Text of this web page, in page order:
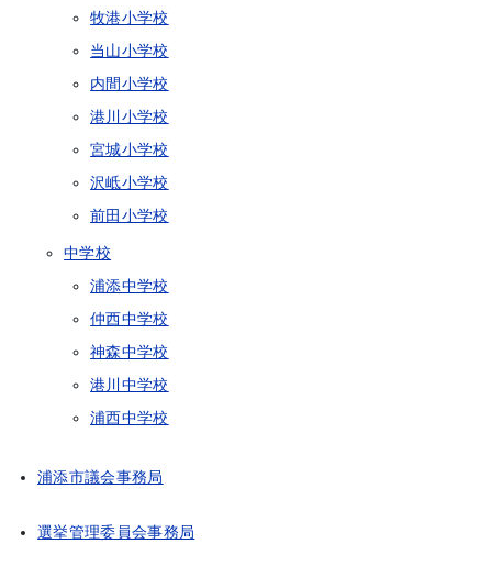
牧港小学校
当山小学校
内間小学校
港川小学校
宮城小学校
沢岻小学校
前田小学校
中学校
浦添中学校
仲西中学校
神森中学校
港川中学校
浦西中学校
浦添市議会事務局
選挙管理委員会事務局